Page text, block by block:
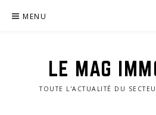
MENU
LE MAG
TOUTE L'ACTUALITÉ DU